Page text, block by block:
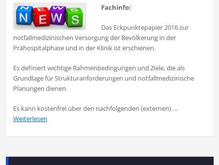
Fachinfo:
Das Eckpunktepapier 2016 zur
notfallmedizinischen Versorgung der Bevölkerung in der
Prähospitalphase und in der Klinik ist erschienen.
Es definiert wichtige Rahmenbedingungen und Ziele, die als
Grundlage für Strukturanforderungen und notfallmedizinische
Planungen dienen.
Es kann kostenfrei über den nachfolgenden (externen) …
Weiterlesen